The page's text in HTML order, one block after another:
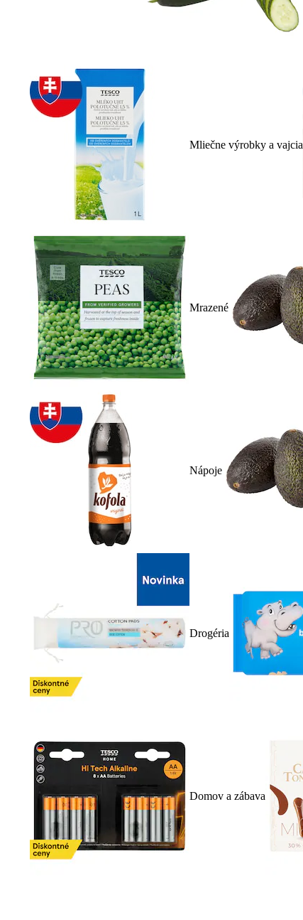
Mliečne výrobky a vajcia
Mrazené
Nápoje
Drogéria
Domov a zábava